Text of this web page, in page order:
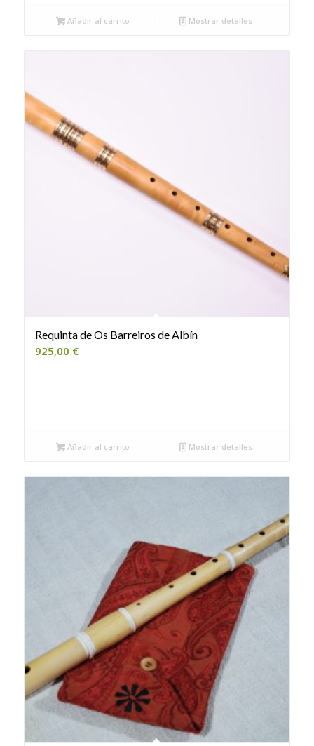
Añadir al carrito Mostrar detalles
Requinta de Os Barreiros de Albín
925,00 €
Añadir al carrito Mostrar detalles